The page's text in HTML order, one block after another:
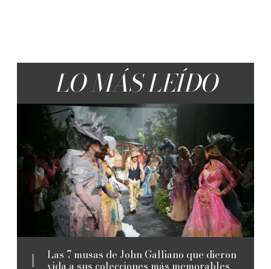
LO MÁS LEÍDO
Las 7 musas de John Galliano que dieron
vida a sus colecciones más memorables